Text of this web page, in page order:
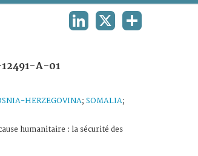
A-01
HERZEGOVINA; SOMALIA;
humanitaire : la sécurité des